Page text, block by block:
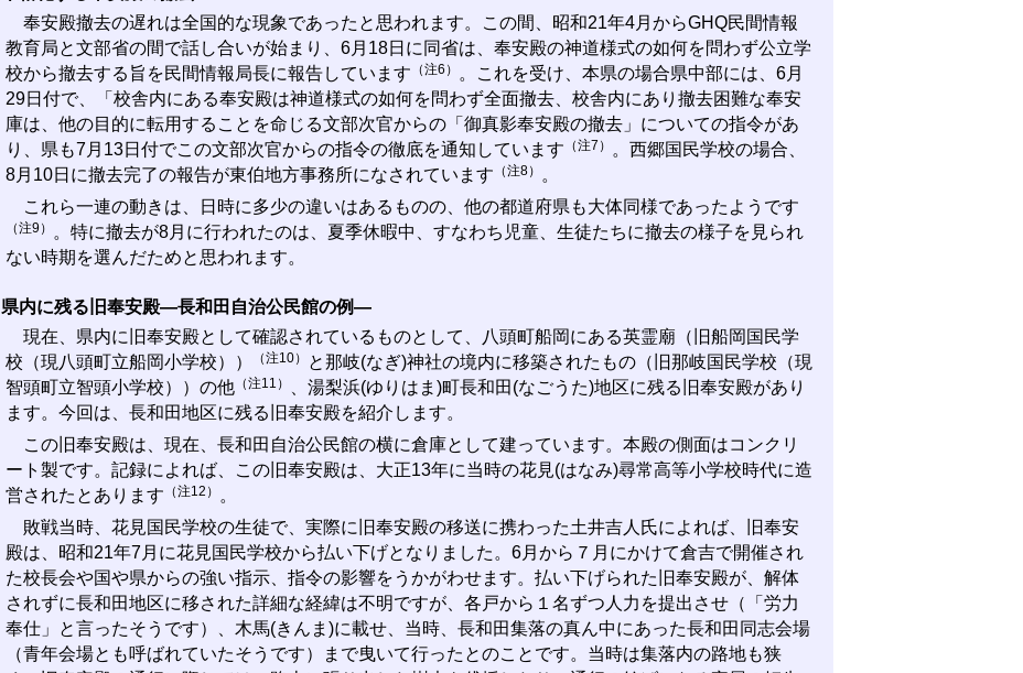
奉安殿撤去の遅れは全国的な現象であったと思われます。この間、昭和21年4月からGHQ民間情報
教育局と文部省の間で話し合いが始まり、6月18日に同省は、奉安殿の神道様式の如何を問わず公立学
校から撤去する旨を民間情報局長に報告しています （注6）
。これを受け、本県の場合県中部には、6月
29日付で、「校舎内にある奉安殿は神道様式の如何を問わず全面撤去、校舎内にあり撤去困難な奉安
庫は、他の目的に転用することを命じる文部次官からの「御真影奉安殿の撤去」についての指令があ
り、県も7月13日付でこの文部次官からの指令の徹底を通知しています （注7）
。西郷国民学校の場合、
8月10日に撤去完了の報告が東伯地方事務所になされています （注8）
。
これら一連の動きは、日時に多少の違いはあるものの、他の都道府県も大体同様であったようです
（注9）
。特に撤去が8月に行われたのは、夏季休暇中、すなわち児童、生徒たちに撤去の様子を見られ
ない時期を選んだためと思われます。
県内に残る旧奉安殿―長和田自治公民館の例―
現在、県内に旧奉安殿として確認されているものとして、八頭町船岡にある英霊廟（旧船岡国民学
校（現八頭町立船岡小学校））
（注10）
と那岐(なぎ)神社の境内に移築されたもの（旧那岐国民学校（現
智頭町立智頭小学校））の他 （注11）
、湯梨浜(ゆりはま)町長和田(なごうた)地区に残る旧奉安殿があり
ます。今回は、長和田地区に残る旧奉安殿を紹介します。
この旧奉安殿は、現在、長和田自治公民館の横に倉庫として建っています。本殿の側面はコンクリ
ート製です。記録によれば、この旧奉安殿は、大正13年に当時の花見(はなみ)尋常高等小学校時代に造
営されたとあります （注12）
。
敗戦当時、花見国民学校の生徒で、実際に旧奉安殿の移送に携わった土井吉人氏によれば、旧奉安
殿は、昭和21年7月に花見国民学校から払い下げとなりました。6月から７月にかけて倉吉で開催され
た校長会や国や県からの強い指示、指令の影響をうかがわせます。払い下げられた旧奉安殿が、解体
されずに長和田地区に移された詳細な経緯は不明ですが、各戸から１名ずつ人力を提出させ（「労力
奉仕」と言ったそうです）、木馬(きんま)に載せ、当時、長和田集落の真ん中にあった長和田同志会場
（青年会場とも呼ばれていたそうです）まで曳いて行ったとのことです。当時は集落内の路地も狭